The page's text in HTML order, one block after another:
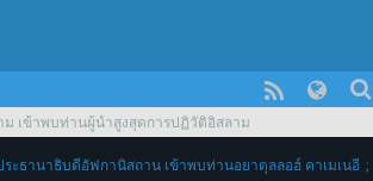
เข้าพบท่านผู้นำสูงสุดการปฏิวัติอิสลาม
ระธานาธิบดีอัฟกานิสถาน เข้าพบท่านอยาตุลลอฮ์ คาเมเนอี